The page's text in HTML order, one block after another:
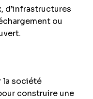
d’infrastructures
ou
la société
construire une